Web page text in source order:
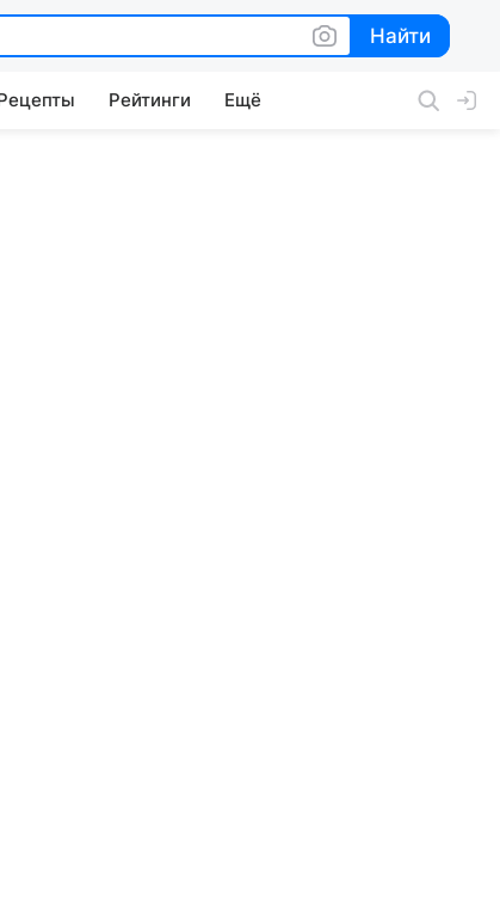
Найти
Найти
Рейтинги Ещё